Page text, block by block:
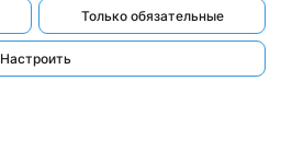
Только обязательные
Настроить